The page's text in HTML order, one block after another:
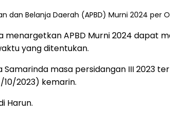
dan Belanja Daerah (APBD) Murni 2024 per
APBD Murni 2024 dapat
yang ditentukan.
Samarinda masa persidangan III 2023
2023) kemarin.
Harun.